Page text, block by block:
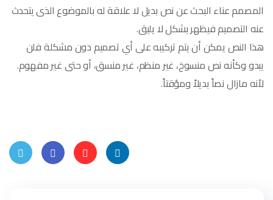
المصمم عناء البحث عن نص بديل لا علاقة له بالموضوع الذى يتحدث
عنه التصميم فيظهر بشكل لا يليق.
هذا النص يمكن أن يتم تركيبه على أي تصميم دون مشكلة فلن
يبدو وكأنه نص منسوخ، غير منظم، غير منسق، أو حتى غير مفهوم.
لأنه مازال نصاً بديلاً ومؤقتاً.